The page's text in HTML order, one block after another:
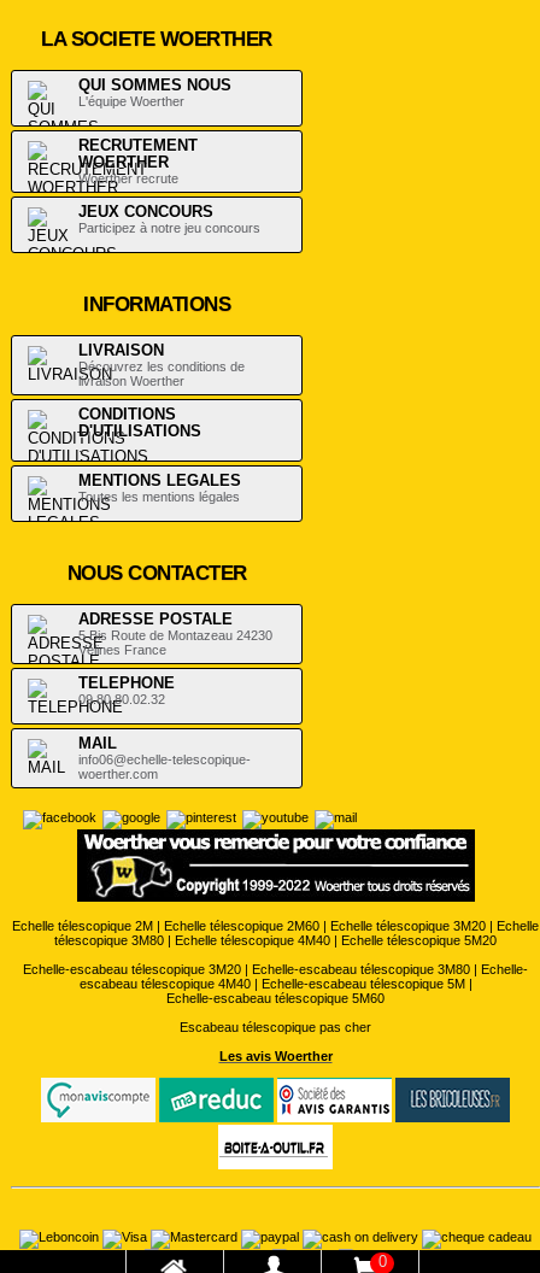
LA SOCIETE WOERTHER
QUI SOMMES NOUS
L'équipe Woerther
RECRUTEMENT
WOERTHER
Woerther recrute
JEUX CONCOURS
Participez à notre jeu concours
INFORMATIONS
LIVRAISON
Découvrez les conditions de
livraison Woerther
CONDITIONS
D'UTILISATIONS
.
MENTIONS LEGALES
Toutes les mentions légales
NOUS CONTACTER
ADRESSE POSTALE
5 Bis Route de Montazeau 24230
Vélines France
TELEPHONE
09.80.80.02.32
MAIL
info06@echelle-telescopique-
woerther.com
Echelle télescopique 2M | Echelle télescopique 2M60 | Echelle télescopique 3M20 | Echelle
télescopique 3M80 | Echelle télescopique 4M40 | Echelle télescopique 5M20
Echelle-escabeau télescopique 3M20 | Echelle-escabeau télescopique 3M80 | Echelle-
escabeau télescopique 4M40| Echelle-escabeau télescopique 5M|
Echelle-escabeau télescopique 5M60
Escabeau télescopique pas cher
Les avis Woerther
0